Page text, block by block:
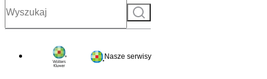
Szukaj
Nasze serwisy